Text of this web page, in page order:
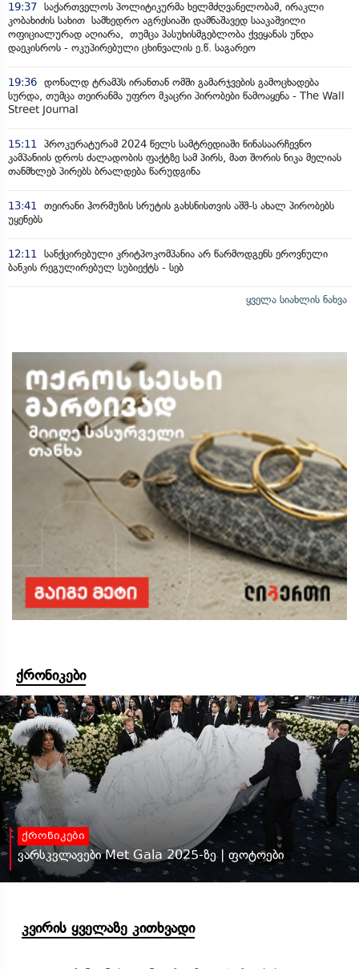
19:37 საქართველოს პოლიტიკურმა ხელმძღვანელობამ, ირაკლი
კობახიძის სახით სამხედრო აგრესიაში დამნაშავედ სააკაშვილი
ოფიციალურად აღიარა, თუმცა პასუხისმგებლობა ქვეყანას უნდა
დაეკისროს - ოკუპირებული ცხინვალის ე.წ. საგარეო
19:36 დონალდ ტრამპს ირანთან ომში გამარჯვების გამოცხადება
სურდა, თუმცა თეირანმა უფრო მკაცრი პირობები წამოაყენა - The Wall
Street Journal
15:11 პროკურატურამ 2024 წელს სამტრედიაში წინასაარჩევნო
კამპანიის დროს ძალადობის ფაქტზე სამ პირს, მათ შორის ნიკა მელიას
თანმხლებ პირებს ბრალდება წარუდგინა
13:41 თეირანი ჰორმუზის სრუტის გახსნისთვის აშშ-ს ახალ პირობებს
უყენებს
12:11 სანქცირებული კრიტპოკომპანია არ წარმოდგენს ეროვნული
ბანკის რეგულირებულ სუბიექტს - სებ
ყველა სიახლის ნახვა
ქრონიკები
ქრონიკები
ვარსკვლავები Met Gala 2025-ზე | ფოტოები
კვირის ყველაზე კითხვადი